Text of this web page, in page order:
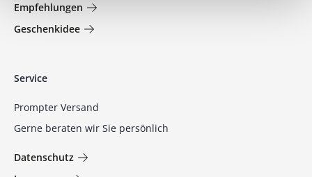
Empfehlungen
Geschenkidee
Service
Prompter Versand
Gerne beraten wir Sie persönlich
Datenschutz